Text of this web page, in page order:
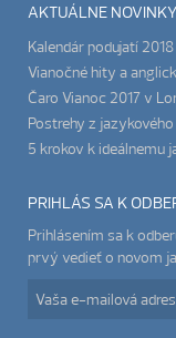
AKTUÁLNE NOVINKY
Kalendár podujatí
Vianočné hity a
Čaro Vianoc 2017 v
Postrehy z
5 krokov k ideálnemu
PRIHLÁS SA K
Prihlásením sa k
prvý vedieť o novom